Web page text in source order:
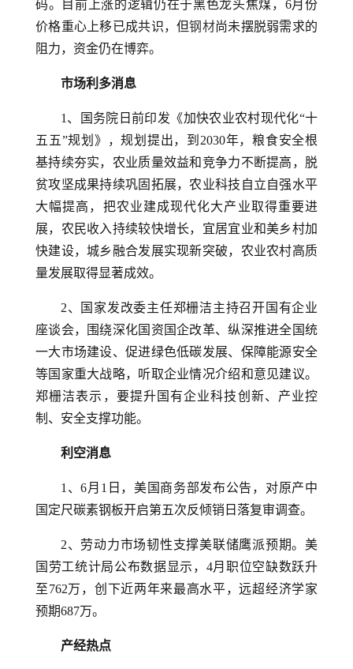
码。目前上涨的逻辑仍在于黑色龙头焦煤，6月份
价格重心上移已成共识，但钢材尚未摆脱弱需求的
阻力，资金仍在博弈。
市场利多消息
1、国务院日前印发《加快农业农村现代化“十
五五”规划》，规划提出，到2030年，粮食安全根
基持续夯实，农业质量效益和竞争力不断提高，脱
贫攻坚成果持续巩固拓展，农业科技自立自强水平
大幅提高，把农业建成现代化大产业取得重要进
展，农民收入持续较快增长，宜居宜业和美乡村加
快建设，城乡融合发展实现新突破，农业农村高质
量发展取得显著成效。
2、国家发改委主任郑栅洁主持召开国有企业
座谈会，围绕深化国资国企改革、纵深推进全国统
一大市场建设、促进绿色低碳发展、保障能源安全
等国家重大战略，听取企业情况介绍和意见建议。
郑栅洁表示，要提升国有企业科技创新、产业控
制、安全支撑功能。
利空消息
1、6月1日，美国商务部发布公告，对原产中
国定尺碳素钢板开启第五次反倾销日落复审调查。
2、劳动力市场韧性支撑美联储鹰派预期。美
国劳工统计局公布数据显示，4月职位空缺数跃升
至762万，创下近两年来最高水平，远超经济学家
预期687万。
产经热点